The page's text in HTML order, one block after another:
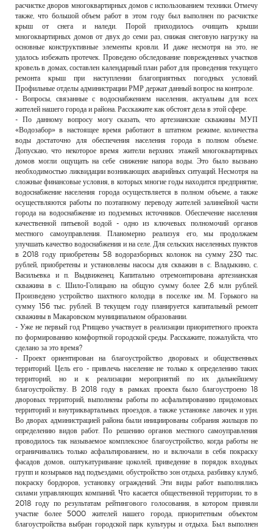
расчистке дворов многоквартирных домов с использованием техники. Отмечу
также, что большой объем работ в этом году был выполнен по расчистке
крыш от снега и наледи. Порой приходилось очищать крыши
многоквартирных домов от двух до семи раз, снижая снеговую нагрузку на
основные конструктивные элементы кровли. И даже несмотря на это, не
удалось избежать протечек. Проведено обследование поврежденных участков
кровель в домах, составлен календарный план работ для проведения текущего
ремонта крыш при наступлении благоприятных погодных условий.
Профильные отделы администрации РМР держат данный вопрос на контроле.
- Вопросы, связанные с водоснабжением населения, актуальны для всех
жителей нашего города и района. Расскажите как обстоят дела в этой сфере.
- По данному вопросу могу сказать, что артезианские скважины МУП
«Водозабор» в настоящее время работают в штатном режиме, количества
воды достаточно для обеспечения населения города в полном объеме.
Допускаю, что некоторое время жители верхних этажей многоквартирных
домов могли ощущать на себе снижение напора воды. Это было вызвано
необходимостью ликвидации возникающих аварийных ситуаций. Несмотря на
сложные финансовые условия, в которых многие годы находится предприятие,
водоснабжение населения города осуществляется в полном объеме, а также
осуществляются работы по поэтапному переводу жителей залинейной части
города на водоснабжение из подземных источников. Обеспечение населения
качественной питьевой водой - одно из ключевых полномочий органов
местного самоуправления. Планомерно реализуя его, мы продолжаем
улучшать качество водоснабжения и на селе. Для сельских населенных пунктов
в 2018 году приобретены 58 водоразборных колонок на сумму 230 тыс.
рублей, приобретены и установлены насосы для скважин в с. Владыкино, с.
Васильевка и п. Выдвиженец. Капитально отремонтирована артезианская
скважина в с. Шило-Голицыно на общую сумму более 2,6 млн рублей.
Произведено устройство шахтного колодца в поселке им. М. Горького на
сумму 156 тыс. рублей. В текущем году планируется капитальный ремонт
скважины в Макаровском муниципальном образовании.
- Уже не первый год Ртищево участвует в реализации приоритетного проекта
по формированию комфортной городской среды. Расскажите, пожалуйста, что
сделано за это время?
- Проект ориентирован на благоустройство дворовых и общественных
территорий. Цель его - привлечь население не только к определению таких
территорий, но и к реализации мероприятий по их дальнейшему
благоустройству. В 2018 году в рамках проекта было благоустроено 18
дворовых территорий, выполнены работы по асфальтированию придомовых
территорий и внутриквартальных проездов, а также установке лавочек и урн.
Во дворах администрацией района были инициированы собрания жильцов по
определению видов работ. По решению органов местного самоуправления
проводилось так называемое комплексное благоустройство, когда работы не
ограничивались только асфальтированием, но и включали в себя покраску
фасадов домов, оштукатуривание цоколей, приведение в порядок входных
групп и козырьков над подъездами, обустройство зон отдыха, разбивку клумб,
покраску бордюров, установку ограждений. Эти виды работ выполнялись
силами управляющих компаний. Что касается общественной территории, то в
2018 году по результатам рейтингового голосования, в котором приняли
участие более 5000 жителей нашего города, приоритетным объектом
благоустройства выбран городской парк культуры и отдыха. Был выполнен